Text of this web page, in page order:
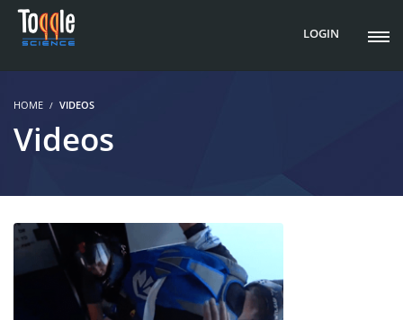
LOGIN
HOME VIDEOS
Videos